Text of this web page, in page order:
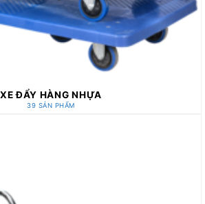
XE ĐẨY HÀNG NHỰA
39 SẢN PHẨM